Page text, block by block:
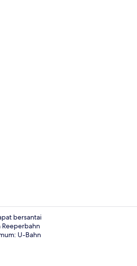
bersantai
Reeperbahn
U-Bahn